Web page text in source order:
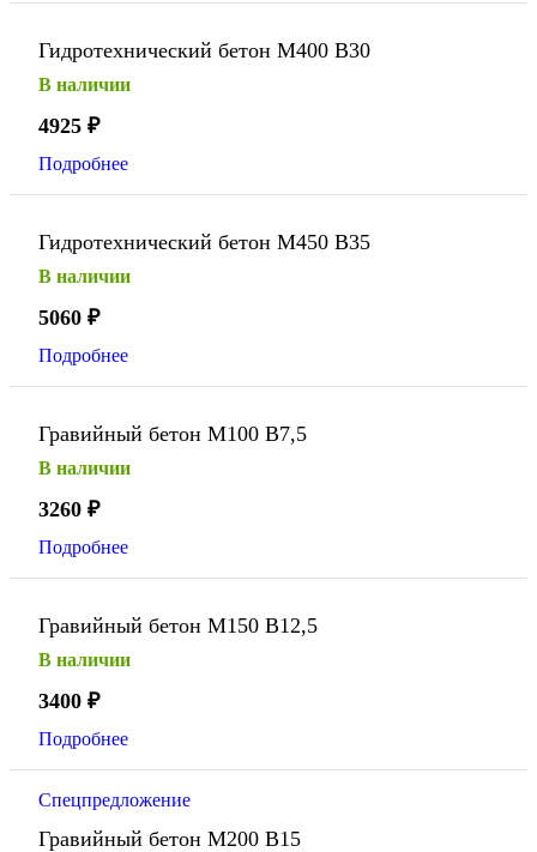
Гидротехнический бетон М400 В30
В наличии
4925 ₽
Подробнее
Гидротехнический бетон М450 В35
В наличии
5060 ₽
Подробнее
Гравийный бетон М100 В7,5
В наличии
3260 ₽
Подробнее
Гравийный бетон М150 В12,5
В наличии
3400 ₽
Подробнее
Спецпредложение
Гравийный бетон М200 В15